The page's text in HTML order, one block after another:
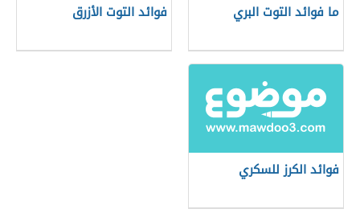
ما فوائد التوت البري فوائد التوت الأزرق
فوائد الكرز للسكري